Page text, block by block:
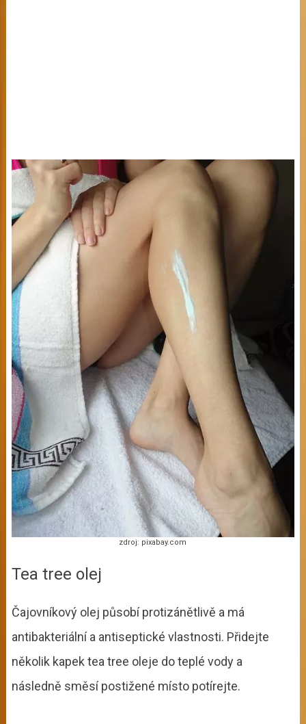
zdroj: pixabay.com
Tea tree olej
Čajovníkový olej působí protizánětlivě a má
antibakteriální a antiseptické vlastnosti. Přidejte
několik kapek tea tree oleje do teplé vody a
následně směsí postižené místo potírejte.